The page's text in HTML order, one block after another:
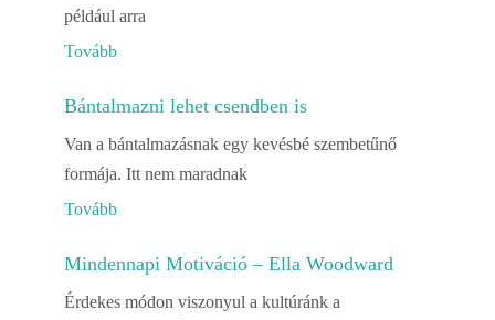
például arra
Tovább
Bántalmazni lehet csendben is
Van a bántalmazásnak egy kevésbé szembetűnő
formája. Itt nem maradnak
Tovább
Mindennapi Motiváció – Ella Woodward
Érdekes módon viszonyul a kultúránk a